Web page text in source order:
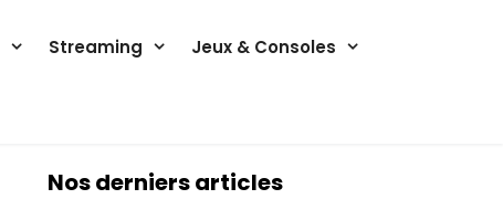
Streaming Jeux & Consoles
Nos derniers articles